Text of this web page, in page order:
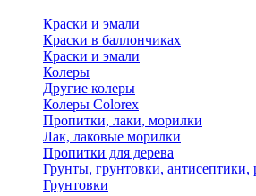
Краски и эмали
Краски в баллончиках
Краски и эмали
Колеры
Другие колеры
Колеры Colorex
Пропитки, лаки, морилки
Лак, лаковые морилки
Пропитки для дерева
Грунты, грунтовки, антисептики,
Грунтовки